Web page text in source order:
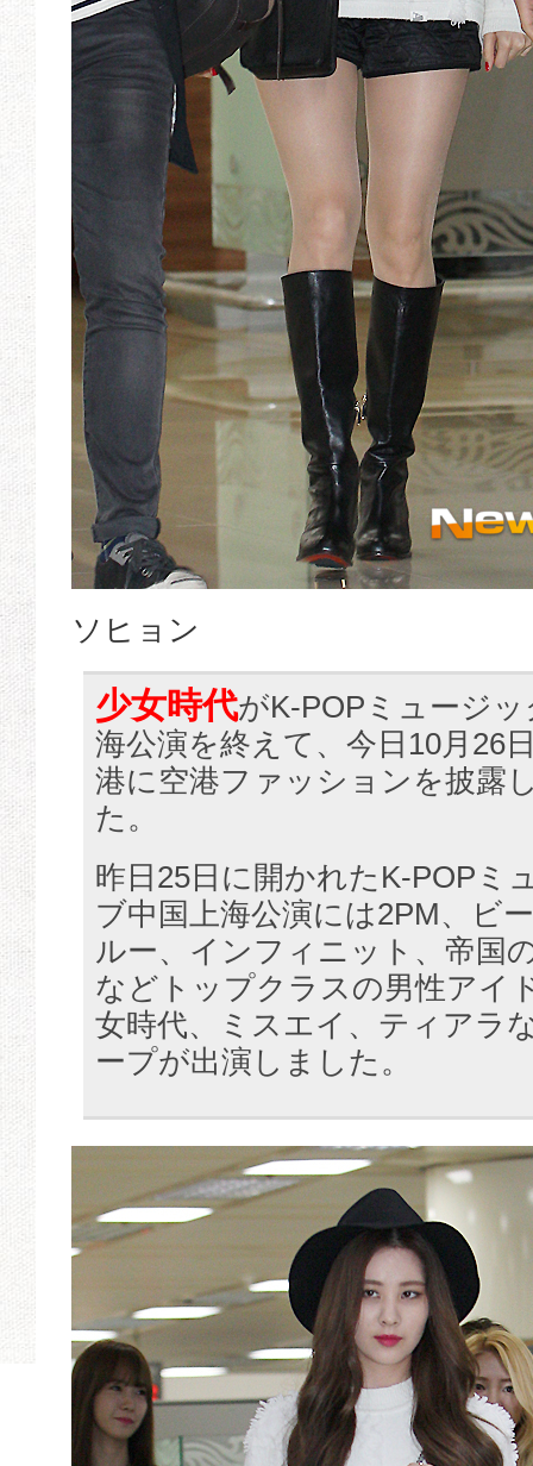
ソヒョン
少女時代がK-POPミュージ
海公演を終えて、今日10月26
港に空港ファッションを披露
た。
昨日25日に開かれたK-POPミ
ブ中国上海公演には2PM、ビ
ルー、インフィニット、帝国
などトップクラスの男性アイ
女時代、ミスエイ、ティアラ
ープが出演しました。